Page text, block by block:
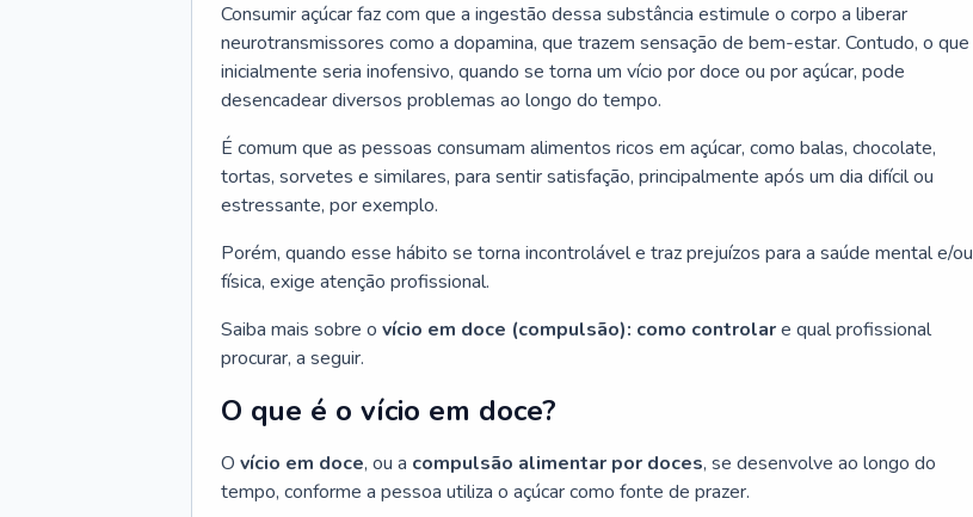
Consumir açúcar faz com que a ingestão dessa substância estimule o corpo a liberar
neurotransmissores como a dopamina, que trazem sensação de bem-estar. Contudo, o que
inicialmente seria inofensivo, quando se torna um vício por doce ou por açúcar, pode
desencadear diversos problemas ao longo do tempo.
É comum que as pessoas consumam alimentos ricos em açúcar, como balas, chocolate,
tortas, sorvetes e similares, para sentir satisfação, principalmente após um dia difícil ou
estressante, por exemplo.
Porém, quando esse hábito se torna incontrolável e traz prejuízos para a saúde mental e/ou
física, exige atenção profissional.
Saiba mais sobre o vício em doce (compulsão): como controlare qual profissional
procurar, a seguir.
O que é o vício em doce?
O vício em doce, ou a compulsão alimentar por doces, se desenvolve ao longo do
tempo, conforme a pessoa utiliza o açúcar como fonte de prazer.